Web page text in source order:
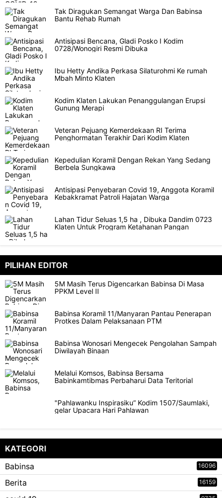
Tak Diragukan Semangat Warga Dan Babinsa
Bantu Rehab Rumah
Antisipasi Bencana, Gladi Posko I Kodim
0728/Wonogiri Resmi Dibuka
Ibu Hetty Andika Perkasa Silaturohmi Ke rumah
Mbah Minto Klaten
Kodim Klaten Lakukan Penanggulangan Erupsi
Gunung Merapi
Veteran Pejuang Kemerdekaan RI Terima
Penghormatan Terakhir Dari Kodim Klaten
Kepedulian Koramil Dengan Rekan Yang Sedang
Berbela Sungkawa
Antisipasi Penyebaran Covid 19, Anggota Koramil
Kebakkramat Patroli Hajatan Warga
Lahan Tidur Seluas 1,5 ha , Dibuka Dandim 0723
Klaten Untuk Program Ketahanan Pangan
PILIHAN EDITOR
5M Masih Terus Digencarkan Babinsa Di Masa
PPKM Level II
Babinsa Koramil 11/Manyaran Pantau Penerapan
Protkes Dalam Pelaksanaan PTM
Babinsa Wonosari Mengecek Pengolahan Sampah
Diwilayah Binaan
Melalui Komsos, Babinsa Bersama
Babinkamtibmas Perbaharui Data Teritorial
"Pahlawanku Inspirasiku” Kodim 1507/Saumlaki,
gelar Upacara Hari Pahlawan
KATEGORI
Babinsa
16096
Berita 16159